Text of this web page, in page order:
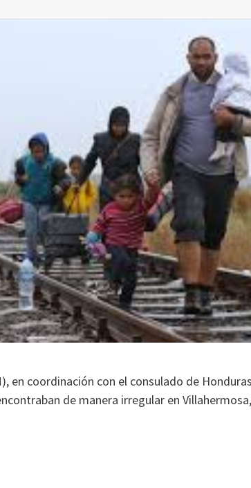
en coordinación con el consulado de
de manera irregular en